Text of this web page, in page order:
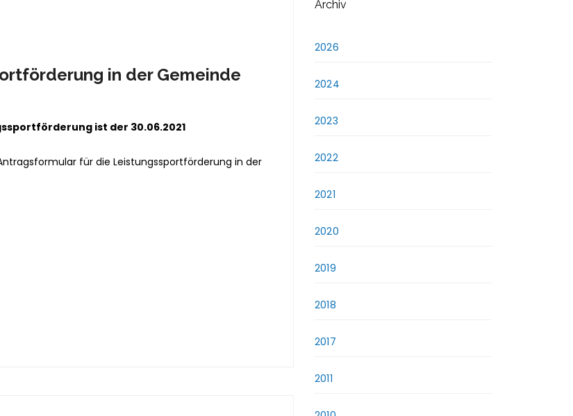
in der Gemeinde
ist der 30.06.2021
für die Leistungssportförderung in der
Archiv
2026
2024
2023
2022
2021
2020
2019
2018
2017
2011